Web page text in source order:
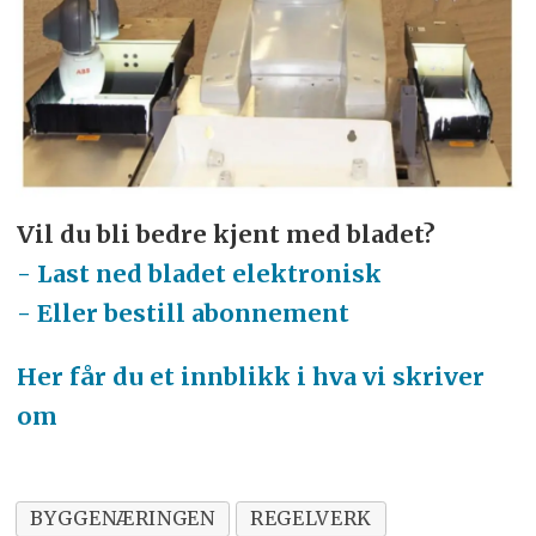
Vil du bli bedre kjent med bladet?
- Last ned bladet elektronisk
- Eller bestill abonnement
Her får du et innblikk i hva vi skriver
om
BYGGENÆRINGEN
REGELVERK